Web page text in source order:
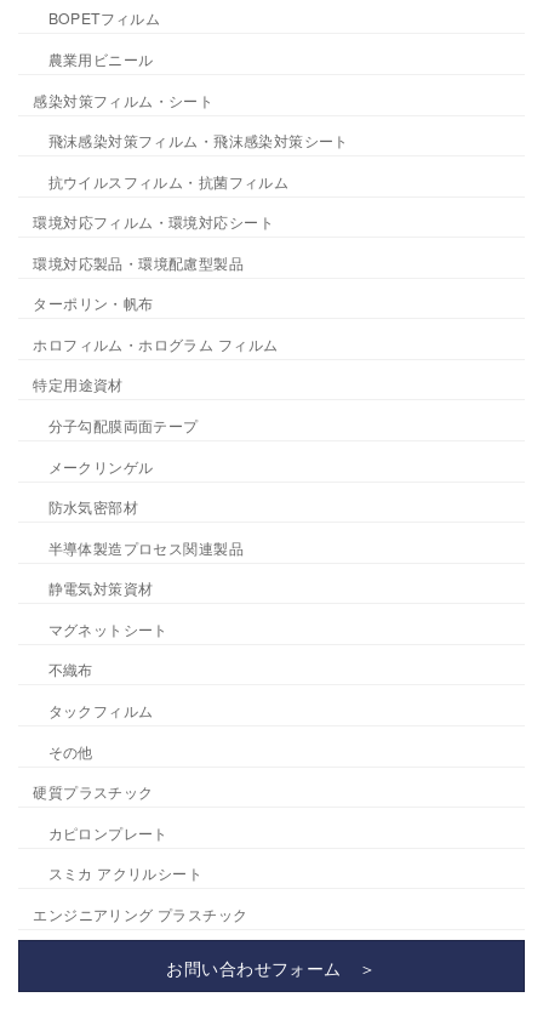
BOPETフィルム
農業用ビニール
感染対策フィルム・シート
飛沫感染対策フィルム・飛沫感染対策シート
抗ウイルスフィルム・抗菌フィルム
環境対応フィルム・環境対応シート
環境対応製品・環境配慮型製品
ターポリン・帆布
ホロフィルム・ホログラム フィルム
特定用途資材
分子勾配膜両面テープ
メークリンゲル
防水気密部材
半導体製造プロセス関連製品
静電気対策資材
マグネットシート
不織布
タックフィルム
その他
硬質プラスチック
カピロンプレート
スミカ アクリルシート
エンジニアリング プラスチック
お問い合わせフォーム ＞